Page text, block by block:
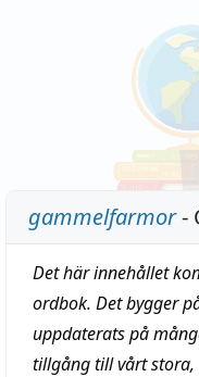
gammelfarmor-
Det här innehållet
ordbok. Det bygger
uppdaterats på
tillgång till vårt stora,